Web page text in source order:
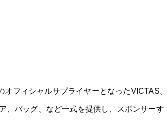
フィシャルサプライヤーとなったVICTAS。
、バッグ、など一式を提供し、スポンサーす